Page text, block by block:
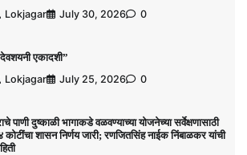
Lokjagar
July 30, 2026 0
एकादशी”
Lokjagar
July 25, 2026 0
पाणी दुष्काळी भागाकडे वळवण्याच्या योजनेच्या सर्वेक्षणासाठी
कोटींचा शासन निर्णय जारी; रणजितसिंह नाईक निंबाळकर यांची